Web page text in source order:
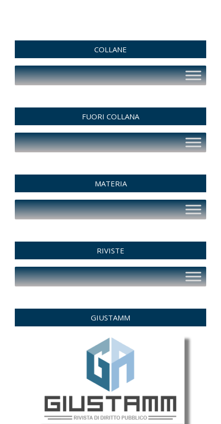
COLLANE
FUORI COLLANA
MATERIA
RIVISTE
GIUSTAMM